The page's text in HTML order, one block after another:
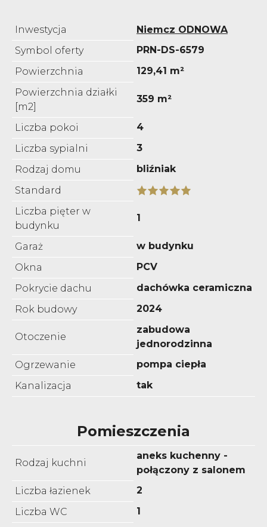
Inwestycja
Niemcz ODNOWA
Symbol oferty
PRN-DS-6579
Powierzchnia
129,41 m²
Powierzchnia działki
[m2]
359 m²
Liczba pokoi
4
Liczba sypialni
3
Rodzaj domu
bliźniak
Standard
Liczba pięter w
budynku
1
Garaż
w budynku
Okna
PCV
Pokrycie dachu
dachówka ceramiczna
Rok budowy
2024
Otoczenie
zabudowa
jednorodzinna
Ogrzewanie
pompa ciepła
Kanalizacja
tak
Pomieszczenia
Rodzaj kuchni
aneks kuchenny -
połączony z salonem
Liczba łazienek
2
Liczba WC
1